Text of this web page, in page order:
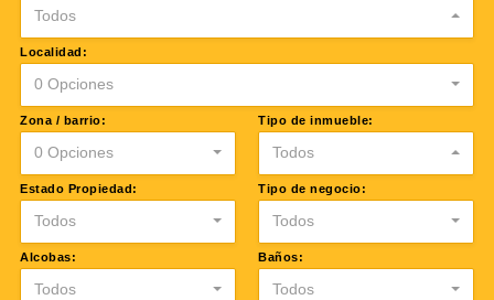
Todos
Localidad:
0 Opciones
Zona / barrio:
0 Opciones
Tipo de inmueble:
Todos
Estado Propiedad:
Todos
Tipo de negocio:
Todos
Alcobas:
Todos
Baños:
Todos